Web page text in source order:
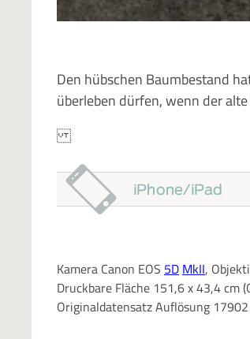
Den hübschen Baumbestand
überleben dürfen, wenn der
Kamera Canon EOS 5D MkII,
Druckbare Fläche 151,6 x 43,4 cm
Originaldatensatz Auflösung